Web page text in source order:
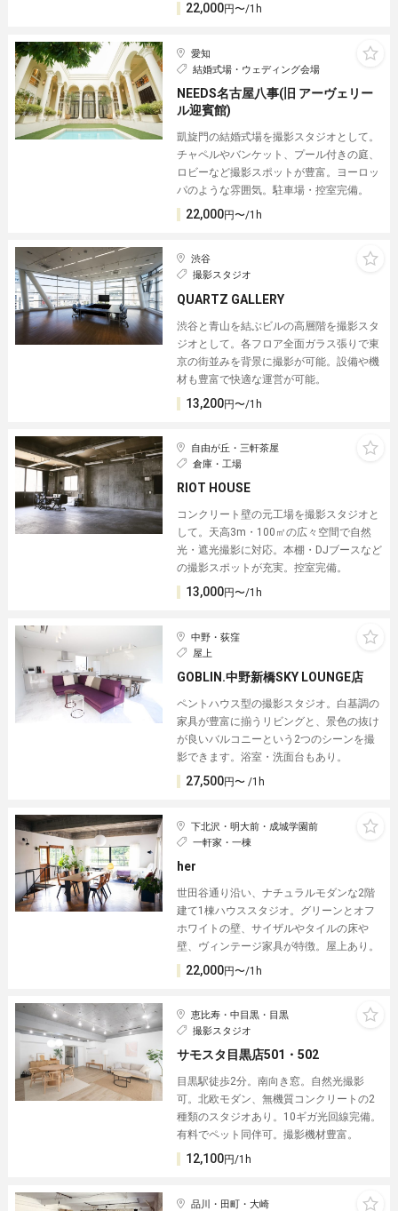
22,000円〜/1h
愛知
結婚式場・ウェディング会場
NEEDS名古屋八事(旧 アーヴェリー
ル迎賓館)
凱旋門の結婚式場を撮影スタジオとして。
チャペルやバンケット、プール付きの庭、
ロビーなど撮影スポットが豊富。ヨーロッ
パのような雰囲気。駐車場・控室完備。
22,000円〜/1h
渋谷
撮影スタジオ
QUARTZ GALLERY
渋谷と青山を結ぶビルの高層階を撮影スタ
ジオとして。各フロア全面ガラス張りで東
京の街並みを背景に撮影が可能。設備や機
材も豊富で快適な運営が可能。
13,200円〜/1h
自由が丘・三軒茶屋
倉庫・工場
RIOT HOUSE
コンクリート壁の元工場を撮影スタジオと
して。天高3m・100㎡の広々空間で自然
光・遮光撮影に対応。本棚・DJブースなど
の撮影スポットが充実。控室完備。
13,000円〜/1h
中野・荻窪
屋上
GOBLIN.中野新橋SKY LOUNGE店
ペントハウス型の撮影スタジオ。白基調の
家具が豊富に揃うリビングと、景色の抜け
が良いバルコニーという2つのシーンを撮
影できます。浴室・洗面台もあり。
27,500円〜 /1h
下北沢・明大前・成城学園前
一軒家・一棟
her
世田谷通り沿い、ナチュラルモダンな2階
建て1棟ハウススタジオ。グリーンとオフ
ホワイトの壁、サイザルやタイルの床や
壁、ヴィンテージ家具が特徴。屋上あり。
22,000円〜/1h
恵比寿・中目黒・目黒
撮影スタジオ
サモスタ目黒店501・502
目黒駅徒歩2分。南向き窓。自然光撮影
可。北欧モダン、無機質コンクリートの2
種類のスタジオあり。10ギガ光回線完備。
有料でペット同伴可。撮影機材豊富。
12,100円/1h
品川・田町・大崎